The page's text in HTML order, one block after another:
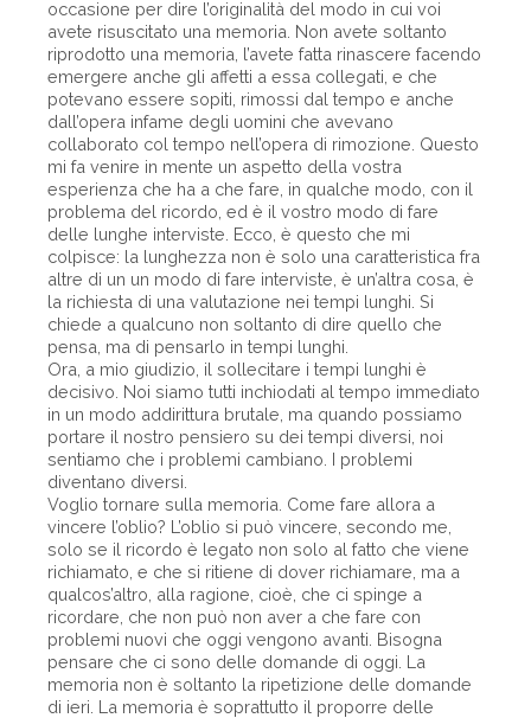
occasione per dire l’originalità del modo in cui voi
avete risuscitato una memoria. Non avete soltanto
riprodotto una memoria, l’avete fatta rinascere facendo
emergere anche gli affetti a essa collegati, e che
potevano essere sopiti, rimossi dal tempo e anche
dall’opera infame degli uomini che avevano
collaborato col tempo nell’opera di rimozione. Questo
mi fa venire in mente un aspetto della vostra
esperienza che ha a che fare, in qualche modo, con il
problema del ricordo, ed è il vostro modo di fare
delle lunghe interviste. Ecco, è questo che mi
colpisce: la lunghezza non è solo una caratteristica fra
altre di un un modo di fare interviste, è un’altra cosa, è
la richiesta di una valutazione nei tempi lunghi. Si
chiede a qualcuno non soltanto di dire quello che
pensa, ma di pensarlo in tempi lunghi.
Ora, a mio giudizio, il sollecitare i tempi lunghi è
decisivo. Noi siamo tutti inchiodati al tempo immediato
in un modo addirittura brutale, ma quando possiamo
portare il nostro pensiero su dei tempi diversi, noi
sentiamo che i problemi cambiano. I problemi
diventano diversi.
Voglio tornare sulla memoria. Come fare allora a
vincere l’oblio? L’oblio si può vincere, secondo me,
solo se il ricordo è legato non solo al fatto che viene
richiamato, e che si ritiene di dover richiamare, ma a
qualcos’altro, alla ragione, cioè, che ci spinge a
ricordare, che non può non aver a che fare con
problemi nuovi che oggi vengono avanti. Bisogna
pensare che ci sono delle domande di oggi. La
memoria non è soltanto la ripetizione delle domande
di ieri. La memoria è soprattutto il proporre delle